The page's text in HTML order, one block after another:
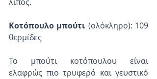
Κοτόπουλο μπούτι (ολόκληρο): 109
θερμίδες
Το μπούτι κοτόπουλου είναι
ελαφρώς πιο τρυφερό και γευστικό